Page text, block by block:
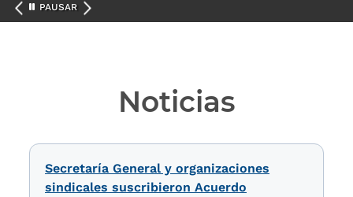
PAUSAR
Noticias
Secretaría General y organizaciones
sindicales suscribieron Acuerdo